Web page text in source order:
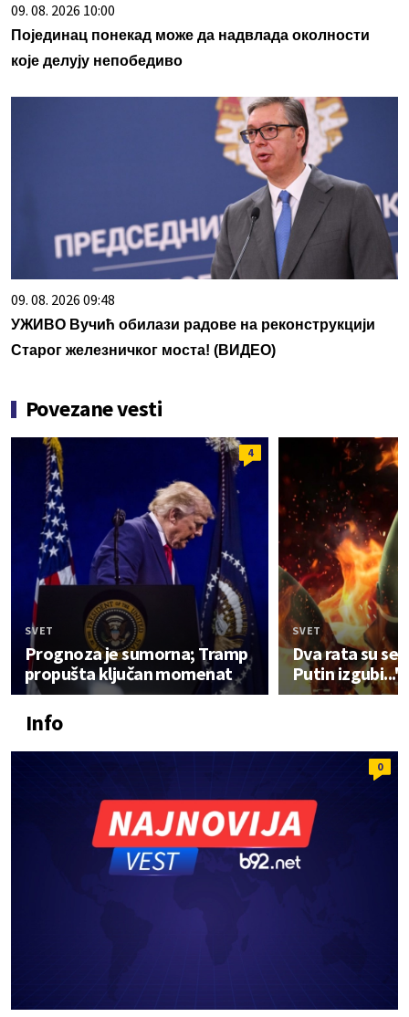
09. 08. 2026 10:00
Појединац понекад може да надвлада околности
које делују непобедиво
09. 08. 2026 09:48
УЖИВО Вучић обилази радове на реконструкцији
Старог железничког моста! (ВИДЕО)
Povezane vesti
4
SVET
Prognoza je sumorna; Tramp
propušta ključan momenat
SVET
Dva rata su se
Putin izgubi..."
Info
0